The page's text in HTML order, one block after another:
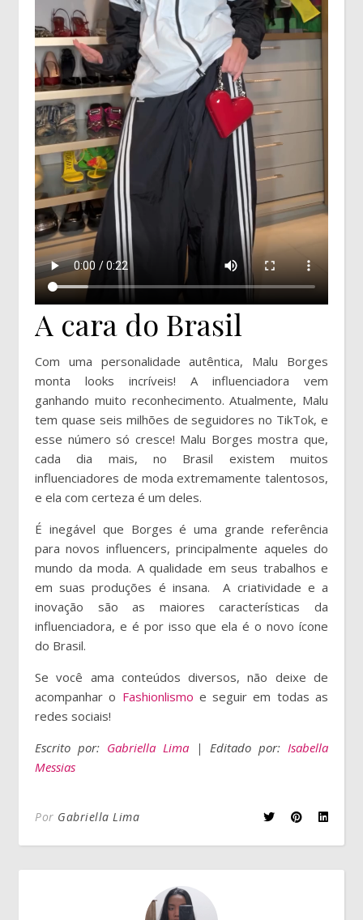
A cara do Brasil
Com uma personalidade autêntica, Malu Borges
monta looks incríveis! A influenciadora vem
ganhando muito reconhecimento. Atualmente, Malu
tem quase seis milhões de seguidores no TikTok, e
esse número só cresce! Malu Borges mostra que,
cada dia mais, no Brasil existem muitos
influenciadores de moda extremamente talentosos,
e ela com certeza é um deles.
É inegável que Borges é uma grande referência
para novos influencers, principalmente aqueles do
mundo da moda. A qualidade em seus trabalhos e
em suas produções é insana. A criatividade e a
inovação são as maiores características da
influenciadora, e é por isso que ela é o novo ícone
do Brasil.
Se você ama conteúdos diversos, não deixe de
acompanhar o Fashionlismo e seguir em todas as
redes sociais!
Escrito por: Gabriella Lima | Editado por: Isabella
Messias
Por Gabriella Lima